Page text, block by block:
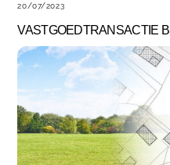
20/07/2023
VASTGOEDTRANSACTIE